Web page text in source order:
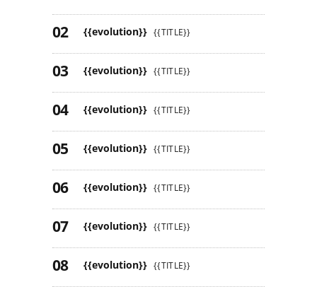
{{evolution}} {{TITLE}}
{{evolution}} {{TITLE}}
{{evolution}} {{TITLE}}
{{evolution}} {{TITLE}}
{{evolution}} {{TITLE}}
{{evolution}} {{TITLE}}
{{evolution}} {{TITLE}}